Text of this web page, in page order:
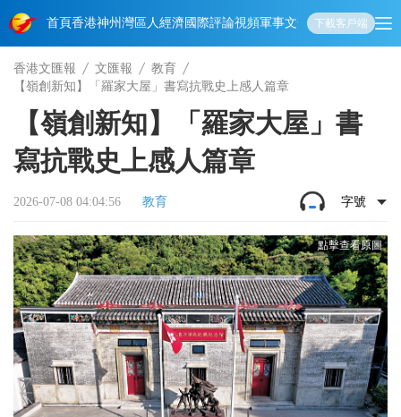
首頁香港神州 灣區人經濟國際評論視頻軍事文化 娛樂生活教育體
下載客戶端
香港文匯報 文匯報
教育
【嶺創新知】「羅家大屋」書寫抗戰史上感人篇章
【嶺創新知】「羅家大屋」書
寫抗戰史上感人篇章
2026-07-08 04:04:56 教育 字號